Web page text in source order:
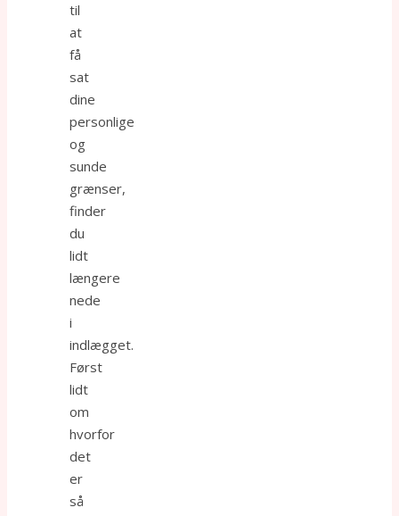
til
at
få
sat
dine
personlige
og
sunde
grænser,
finder
du
lidt
længere
nede
i
indlægget.
Først
lidt
om
hvorfor
det
er
så